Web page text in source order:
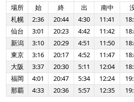
場所
始 終 出 南中
札幌
2:36 20:44 4:30 11:41
仙台
3:01 20:23 4:42 11:42
新潟
3:10 20:29 4:51 11:50
東京
3:16 20:17 4:52 11:47
大阪
3:37 20:30 5:11 12:04
福岡
4:01 20:47 5:34 12:24
那覇
4:33 20:36 5:57 12:35